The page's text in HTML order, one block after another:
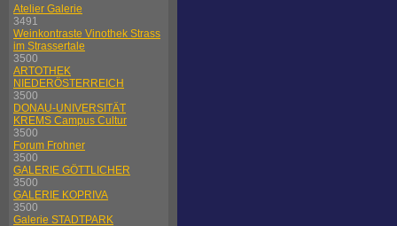
Atelier Galerie
3491
Weinkontraste Vinothek Strass
im Strassertale
3500
ARTOTHEK
NIEDERÖSTERREICH
3500
DONAU-UNIVERSITÄT
KREMS Campus Cultur
3500
Forum Frohner
3500
GALERIE GÖTTLICHER
3500
GALERIE KOPRIVA
3500
Galerie STADTPARK